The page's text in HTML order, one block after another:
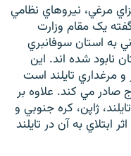
مرغي، نيروهاي نظامي
گفته يک مقام وزارت
400 سرباز و 100 زنداني به استان سوفانبري
نابود شده اند. اين
مرغداري تايلند است
به خارج صادر مي کند. علاوه بر
ژاپن، کره جنوبي و
و 8 نفر نيز در اثر ابتلاي به آن در تايلند